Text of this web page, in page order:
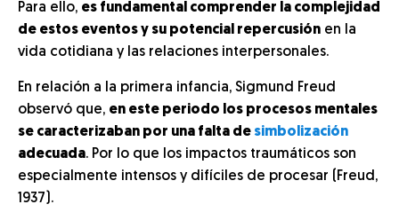
Para ello, es fundamental comprender la complejidad
de estos eventos y su potencial repercusión en la
vida cotidiana y las relaciones interpersonales.
En relación a la primera infancia, Sigmund Freud
observó que, en este periodo los procesos mentales
se caracterizaban por una falta de simbolización
adecuada. Por lo que los impactos traumáticos son
especialmente intensos y difíciles de procesar (Freud,
1937).